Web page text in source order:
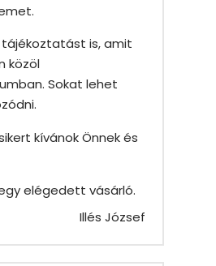
is, amit
közöl
Sokat lehet
kívánok Önnek és
elégedett vásárló.
Illés József